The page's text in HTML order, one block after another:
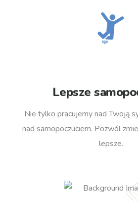
Lepsze
Nie tylko pracujemy nad Twoją
nad samopoczuciem. Pozwól
lepsze.